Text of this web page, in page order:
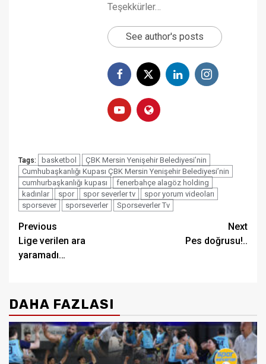
Teşekkürler…
See author's posts
Tags: basketbol
ÇBK Mersin Yenişehir Belediyesi’nin
Cumhubaşkanlığı Kupası ÇBK Mersin Yenişehir Belediyesi’nin
cumhurbaşkanlığı kupası
fenerbahçe alagöz holding
kadınlar
spor spor severler tv
spor yorum videoları
sporsever
sporseverler Sporseverler Tv
Post
navigation
Previous
Lige verilen ara
yaramadı…
Next
Pes doğrusu!..
DAHA FAZLASI